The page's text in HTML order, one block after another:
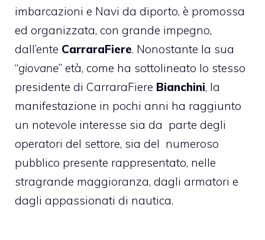
imbarcazioni e Navi da diporto, è promossa
ed organizzata, con grande impegno,
dall’ente CarraraFiere. Nonostante la sua
“giovane” età, come ha sottolineato lo stesso
presidente di CarraraFiere Bianchini, la
manifestazione in pochi anni ha raggiunto
un notevole interesse sia da parte degli
operatori del settore, sia del numeroso
pubblico presente rappresentato, nelle
stragrande maggioranza, dagli armatori e
dagli appassionati di nautica.